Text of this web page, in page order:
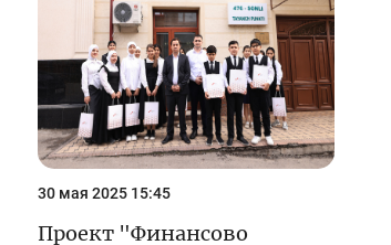
30 мая 2025 15:45
Проект "Финансово